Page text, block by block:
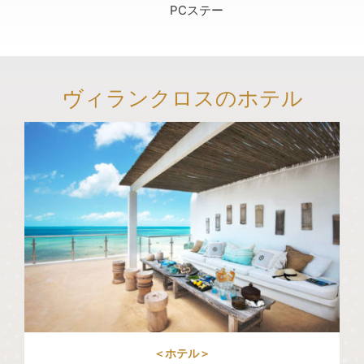
PCステー
ヴィランクロスのホテル
＜ホテル＞